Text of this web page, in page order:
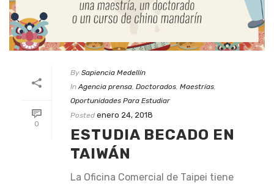
0
By Sapiencia Medellín
In Agencia prensa, Doctorados, Maestrías,
Oportunidades Para Estudiar
Posted enero 24, 2018
ESTUDIA BECADO EN
TAIWÁN
La Oficina Comercial de Taipei tiene